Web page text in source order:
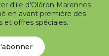
d'île d'Oléron Marennes
en avant première des
et offres spéciales.